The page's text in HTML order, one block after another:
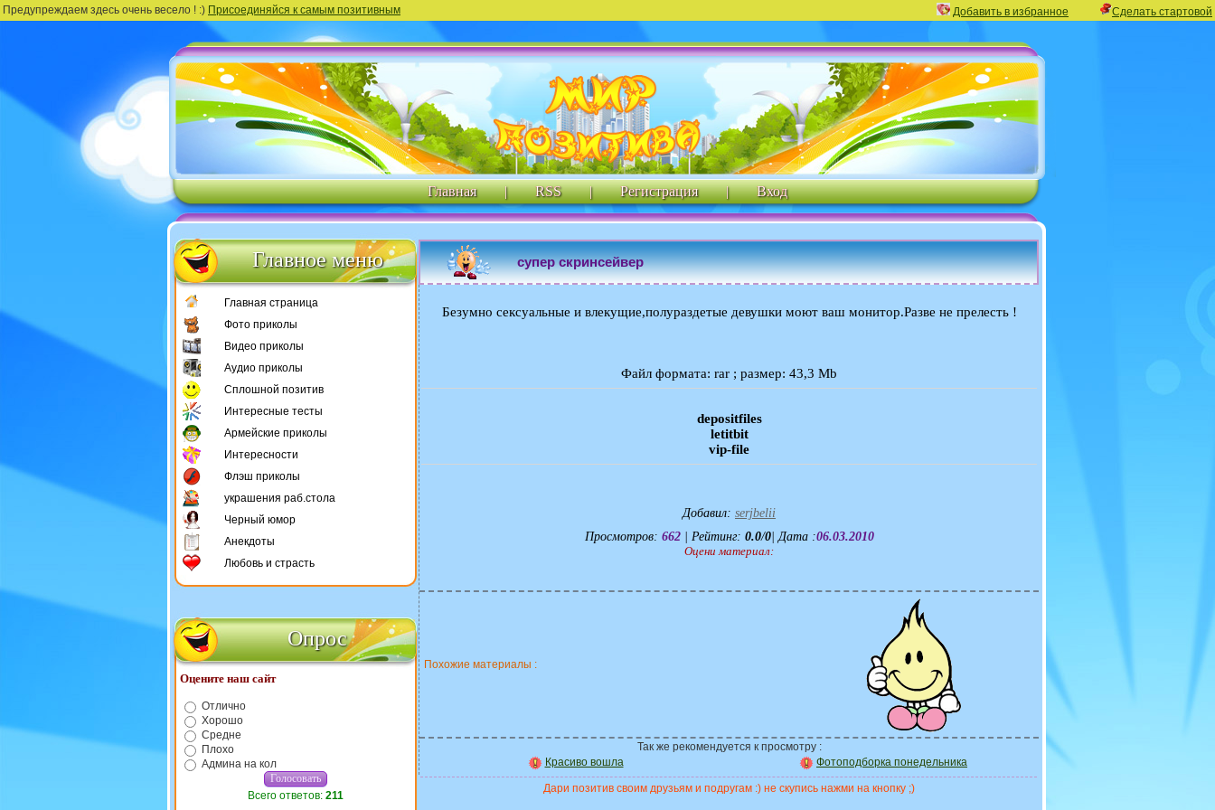
Предупреждаем здесь очень весело ! :) Присоединяйся к самым позитивным Добавить в избранное Сделать стартовой
Главная | RSS | Регистрация | Вход
Главное меню
Главная страница
Фото приколы
Видео приколы
Аудио приколы
Сплошной позитив
Интересные тесты
Армейские приколы
Интересности
Флэш приколы
украшения раб.стола
Черный юмор
Анекдоты
Любовь и страсть
Опрос
Оцените наш сайт
Отлично
Хорошо
Средне
Плохо
Админа на кол
Всего ответов: 211
супер скринсейвер
Безумно сексуальные и влекущие,полураздетые девушки моют ваш монитор.Разве не прелесть !
Файл формата: rar ; размер: 43,3 Mb
depositfiles
letitbit
vip-file
Добавил: serjbelii
Просмотров: 662| Рейтинг: 0.0/0| Дата :06.03.2010
Оцени материал:
Похожие материалы :
Так же рекомендуется к просмотру :
Красиво вошла
Фотоподборка понедельника
Дари позитив своим друзьям и подругам :) не скупись нажми на кнопку ;)